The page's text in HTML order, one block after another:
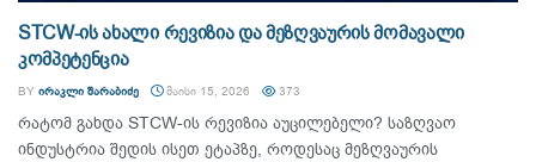
STCW-ის ახალი რევიზია და მეზღვაურის მომავალი
კომპეტენცია
BY ᲘᲠᲐᲙᲚᲘ ᲨᲐᲠᲐᲑᲘᲫᲔ ᲛᲐᲘᲡᲘ 15, 2026 373
რატომ გახდა STCW-ის რევიზია აუცილებელი? საზღვაო
ინდუსტრია შედის ისეთ ეტაპზე, როდესაც მეზღვაურის